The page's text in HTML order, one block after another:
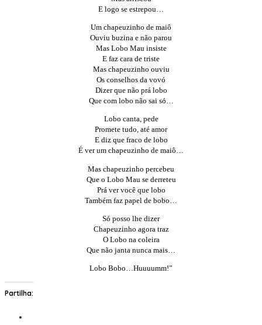
E logo se estrepou…
Um chapeuzinho de maiô
Ouviu buzina e não parou
Mas Lobo Mau insiste
E faz cara de triste
Mas chapeuzinho ouviu
Os conselhos da vovó
Dizer que não prá lobo
Que com lobo não sai só…
Lobo canta, pede
Promete tudo, até amor
E diz que fraco de lobo
É ver um chapeuzinho de maiô…
Mas chapeuzinho percebeu
Que o Lobo Mau se derreteu
Prá ver você que lobo
Também faz papel de bobo…
Só posso lhe dizer
Chapeuzinho agora traz
O Lobo na coleira
Que não janta nunca mais…
Lobo Bobo…Huuuumm!”
Partilha: